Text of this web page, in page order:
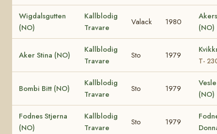
Wigdalsgutten
(NO)
Kallblodig
Travare
Valack 1980
(NO)
Aker Stina (NO)
Kallblodig
Travare
Sto 1979
T-
Bombi Bitt (NO)
Kallblodig
Travare
Sto 1979
(NO)
Fodnes Stjerna
(NO)
Kallblodig
Travare
Sto 1979